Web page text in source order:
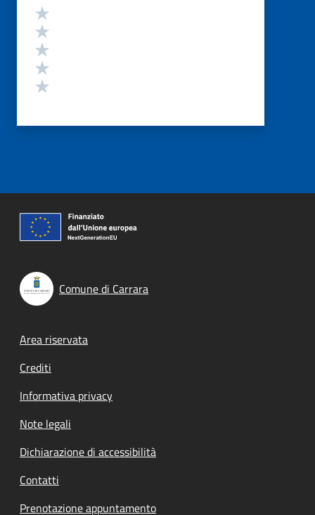
Valutazione
Comune di Carrara
Footer menu
Area riservata
Crediti
Informativa privacy
Note legali
Dichiarazione di accessibilità
Contatti
Prenotazione appuntamento